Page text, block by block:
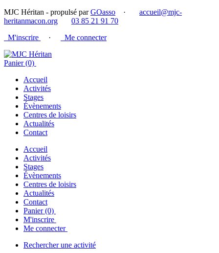
MJC Héritan - propulsé parGOasso ·
accueil@mjc-
heritanmacon.org
03 85 21 91 70
M'inscrire
· Me connecter
Panier (0)
Accueil
Activités
Stages
Évènements
Centres de loisirs
Actualités
Contact
Accueil
Activités
Stages
Évènements
Centres de loisirs
Actualités
Contact
Panier (0)
M'inscrire
Me connecter
Rechercher une activité